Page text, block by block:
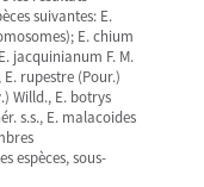
suivantes: E.
E. chium
jacquinianum F. M.
rupestre (Pour.)
Willd., E. botrys
s.s., E. malacoides
espèces, sous-